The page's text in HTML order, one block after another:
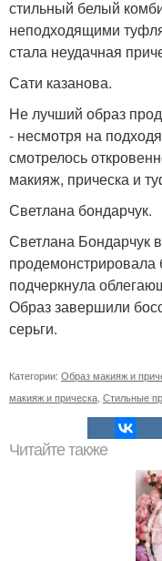
стильный белый
неподходящими
стала неудачная
Сати казанова.
Не лучший образ
- несмотря на
смотрелось
макияж, прическа и
Светлана бондарчук.
Светлана Бондарчук
продемонстрировала
подчеркнула
Образ завершили
серьги.
Категории: Образ макияж и
макияж и прическа, Стильные
Читайте также